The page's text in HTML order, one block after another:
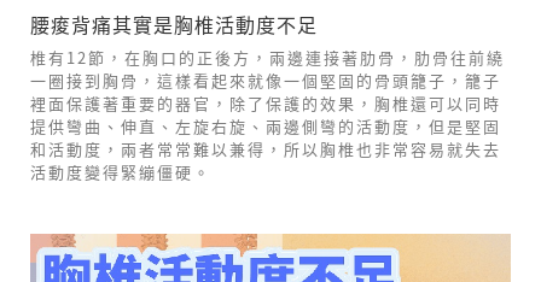
腰痠背痛其實是胸椎活動度不足
椎有12節，在胸口的正後方，兩邊連接著肋骨，肋骨往前繞
一圈接到胸骨，這樣看起來就像一個堅固的骨頭籠子，籠子
裡面保護著重要的器官，除了保護的效果，胸椎還可以同時
提供彎曲、伸直、左旋右旋、兩邊側彎的活動度，但是堅固
和活動度，兩者常常難以兼得，所以胸椎也非常容易就失去
活動度變得緊繃僵硬。